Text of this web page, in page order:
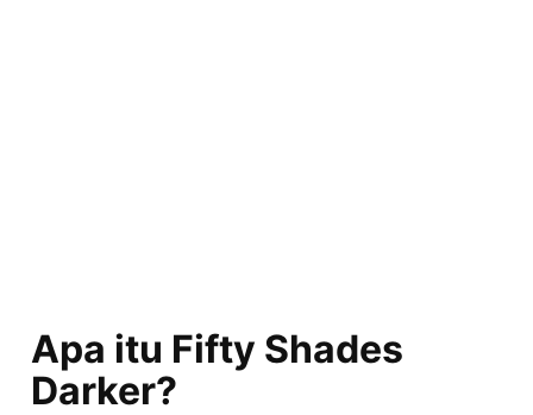
Apa itu Fifty Shades
Darker?